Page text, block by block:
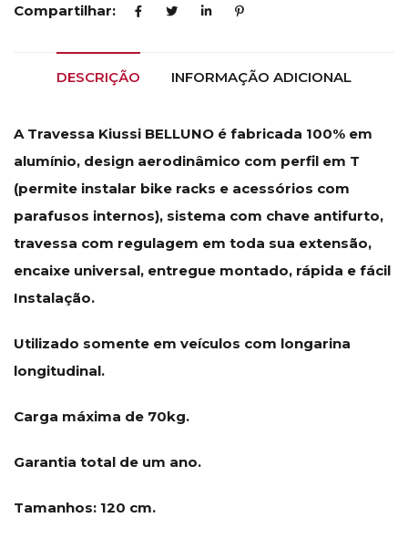
Compartilhar:
DESCRIÇÃO INFORMAÇÃO ADICIONAL
A Travessa Kiussi BELLUNO é fabricada 100% em
alumínio, design aerodinâmico com perfil em T
(permite instalar bike racks e acessórios com
parafusos internos), sistema com chave antifurto,
travessa com regulagem em toda sua extensão,
encaixe universal, entregue montado, rápida e fácil
Instalação.
Utilizado somente em veículos com longarina
longitudinal.
Carga máxima de 70kg.
Garantia total de um ano.
Tamanhos: 120 cm.